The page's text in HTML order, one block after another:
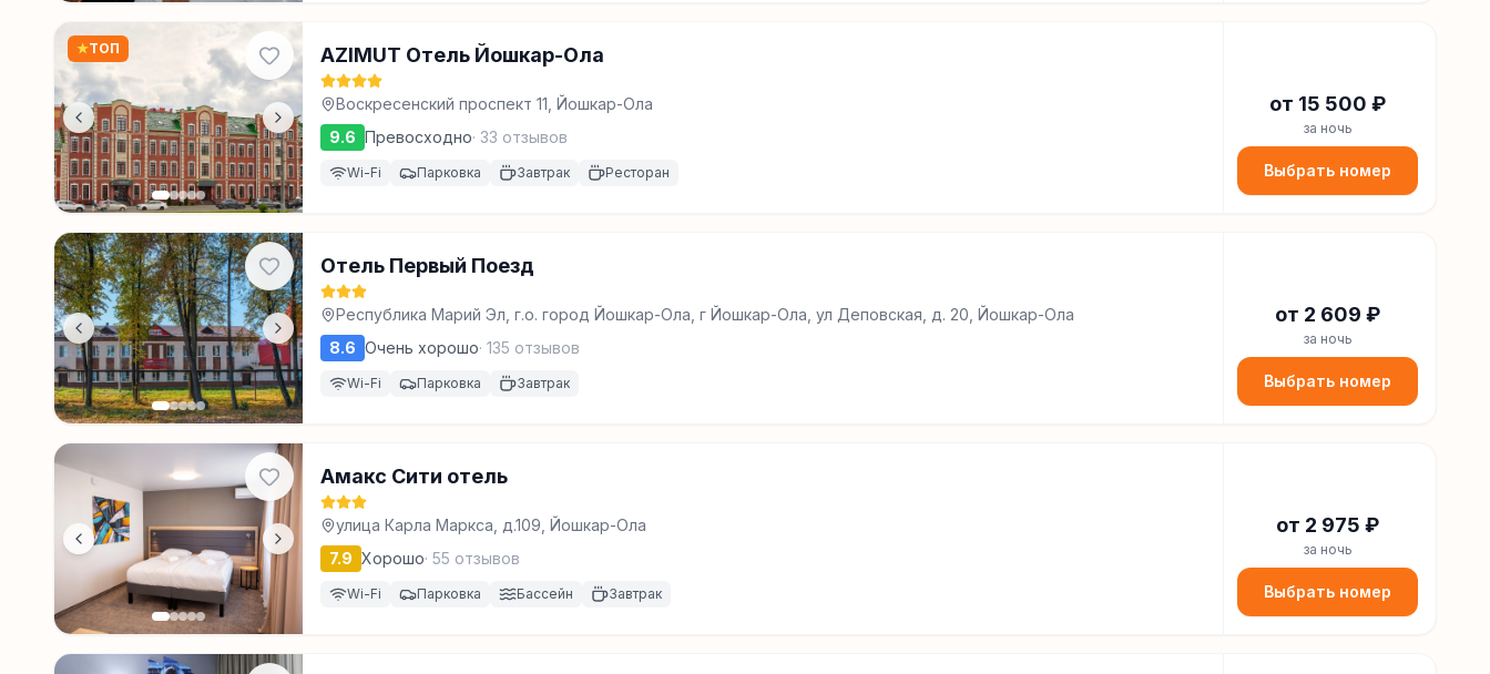
★ТОП AZIMUT Отель Йошкар-Ола
Воскресенский проспект 11, Йошкар-Ола
9.6 Превосходно· 33 отзывов
Wi-Fi Парковка Завтрак Ресторан
от 15 500 ₽
за ночь
Выбрать номер
Отель Первый Поезд
Республика Марий Эл, г.о. город Йошкар-Ола, г Йошкар-Ола, ул Деповская, д. 20, Йошкар-Ола
8.6 Очень хорошо· 135 отзывов
Wi-Fi Парковка Завтрак
от 2 609 ₽
за ночь
Выбрать номер
Амакс Сити отель
улица Карла Маркса, д.109, Йошкар-Ола
7.9 Хорошо· 55 отзывов
Wi-Fi Парковка Бассейн Завтрак
от 2 975 ₽
за ночь
Выбрать номер